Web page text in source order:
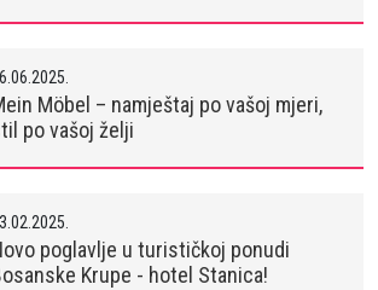
Möbel – namještaj po vašoj mjeri,
po vašoj želji
poglavlje u turističkoj ponudi
Krupe - hotel Stanica!